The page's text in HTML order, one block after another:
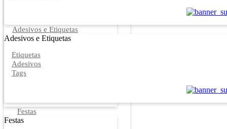
Adesivos e Etiquetas
Adesivos e Etiquetas
Etiquetas
Adesivos
Tags
Festas
Festas